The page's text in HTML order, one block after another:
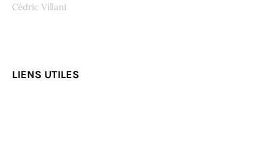
Cédric Villani
LIENS UTILES